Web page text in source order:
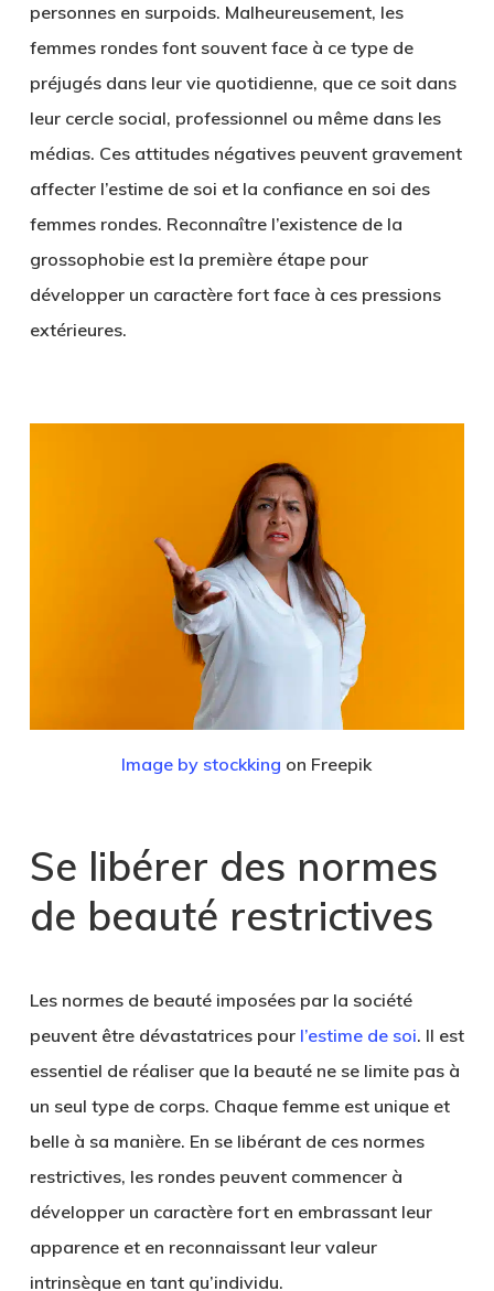
personnes en surpoids. Malheureusement, les
femmes rondes font souvent face à ce type de
préjugés dans leur vie quotidienne, que ce soit dans
leur cercle social, professionnel ou même dans les
médias. Ces attitudes négatives peuvent gravement
affecter l’estime de soi et la confiance en soi des
femmes rondes. Reconnaître l’existence de la
grossophobie est la première étape pour
développer un caractère fort face à ces pressions
extérieures.
Image by stockking on Freepik
Se libérer des normes
de beauté restrictives
Les normes de beauté imposées par la société
peuvent être dévastatrices pour l’estime de soi. Il est
essentiel de réaliser que la beauté ne se limite pas à
un seul type de corps. Chaque femme est unique et
belle à sa manière. En se libérant de ces normes
restrictives, les rondes peuvent commencer à
développer un caractère fort en embrassant leur
apparence et en reconnaissant leur valeur
intrinsèque en tant qu’individu.